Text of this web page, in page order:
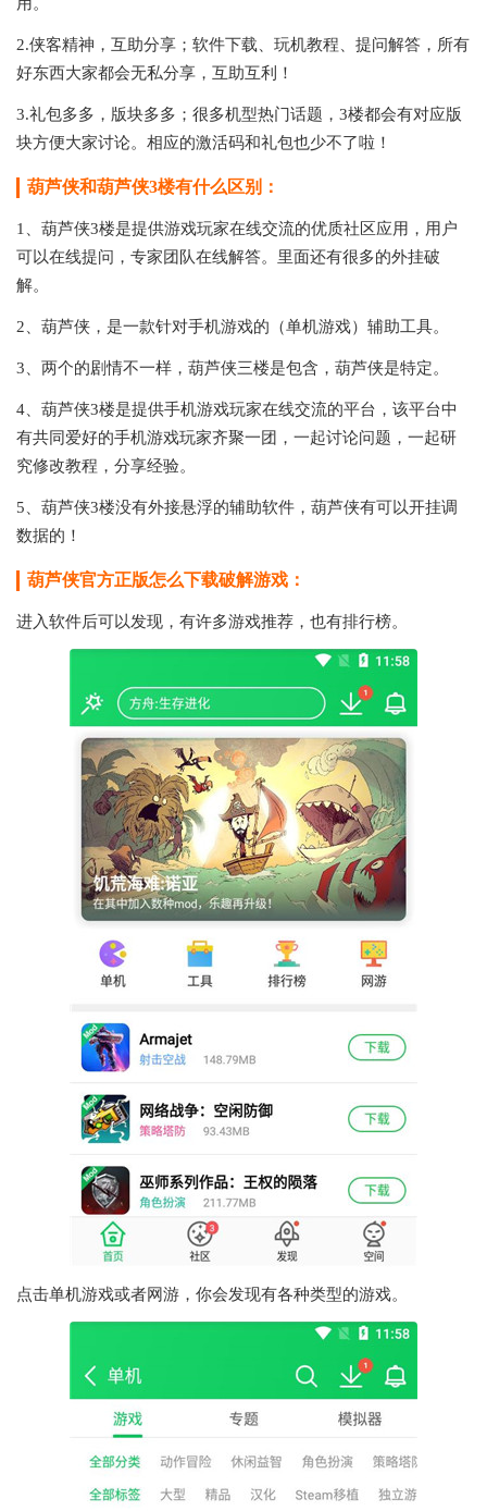
2.侠客精神，互助分享；软件下载、玩机教程、提问解答，所有
好东西大家都会无私分享，互助互利！
3.礼包多多，版块多多；很多机型热门话题，3楼都会有对应版
块方便大家讨论。相应的激活码和礼包也少不了啦！
葫芦侠和葫芦侠3楼有什么区别：
1、葫芦侠3楼是提供游戏玩家在线交流的优质社区应用，用户
可以在线提问，专家团队在线解答。里面还有很多的外挂破
解。
2、葫芦侠，是一款针对手机游戏的（单机游戏）辅助工具。
3、两个的剧情不一样，葫芦侠三楼是包含，葫芦侠是特定。
4、葫芦侠3楼是提供手机游戏玩家在线交流的平台，该平台中
有共同爱好的手机游戏玩家齐聚一团，一起讨论问题，一起研
究修改教程，分享经验。
5、葫芦侠3楼没有外接悬浮的辅助软件，葫芦侠有可以开挂调
数据的！
葫芦侠官方正版怎么下载破解游戏：
进入软件后可以发现，有许多游戏推荐，也有排行榜。
点击单机游戏或者网游，你会发现有各种类型的游戏。